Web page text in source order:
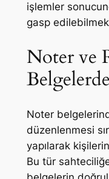
işlemler
gasp
Noter ve
Noter
düzenlenmesi
yapılarak
Bu tür